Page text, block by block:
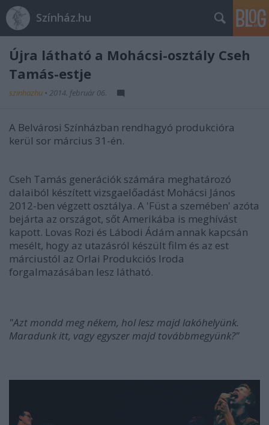
Színház.hu
Újra látható a Mohácsi-osztály Cseh
Tamás-estje
szinhazhu • 2014. február 06.
A Belvárosi Színházban rendhagyó produkcióra
kerül sor március 31-én.
Cseh Tamás generációk számára meghatározó
dalaiból készített vizsgaelőadást Mohácsi János
2012-ben végzett osztálya. A 'Füst a szemében' azóta
bejárta az országot, sőt Amerikába is meghívást
kapott. Lovas Rozi és Lábodi Ádám annak kapcsán
mesélt, hogy az utazásról készült film és az est
márciustól az Orlai Produkciós Iroda
forgalmazásában lesz látható.
"Azt mondd meg nékem, hol lesz majd lakóhelyünk.
Maradunk itt, vagy egyszer majd továbbmegyünk?"